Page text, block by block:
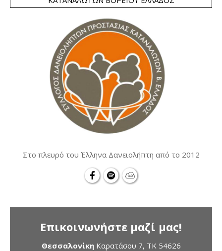
Στο πλευρό του Έλληνα Δανειολήπτη από το 2012
Επικοινωνήστε μαζί μας!
ΘεσσαλονίκηΚαρατάσου 7, TK 54626